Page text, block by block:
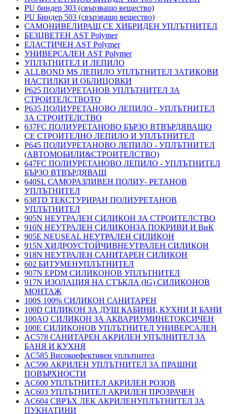
PU биндер 303 (свързващо вещество)
PU Биндер 503 (свързващо вещество)
САМОНИВЕЛИРАЩ СЕ ХИБРИДЕН УПЛЪТНИТЕЛ
БЕЗЦВЕТЕН AST Polymer
ЕЛАСТИЧЕН AST Polymer
УНИВЕРСАЛЕН AST Polymer
УПЛЪТНИТЕЛ И ЛЕПИЛО
ALLBOND MS ЛЕПИЛО УПЛЪТНИТЕЛ ЗАТИКОВИ
НАСТИЛКИ И ОБЛИЦОВКИ
P625 ПОЛИУРЕТАНОВ УПЛЪТНИТЕЛ ЗА
СТРОИТЕЛСТВОТО
P635 ПОЛИУРЕТАНОВО ЛЕПИЛО - УПЛЪТНИТЕЛ
ЗА СТРОИТЕЛСТВО
637FC ПОЛИУРЕТАНОВО БЪРЗО ВТВЪРДЯВАЩО
СЕ СТРОИТЕЛНО ЛЕПИЛО И УПЛЪТНИТЕЛ
P645 ПОЛИУРЕТАНОВО ЛЕПИЛО - УПЛЪТНИТЕЛ
(АВТОМОБИЛИ&СТРОИТЕЛСТВО)
647FC ПОЛИУРЕТАНОВО ЛЕПИЛО - УПЛЪТНИТЕЛ
БЪРЗО ВТВЪРДЯВАЩ
640SL САМОРАЗЛИВЕН ПОЛИУ- РЕТАНОВ
УПЛЪТНИТЕЛ
638TD ТЕКСТУРИРАН ПОЛИУРЕТАНОВ
УПЛЪТНИТЕЛ
905N НЕУТРАЛЕН СИЛИКОН ЗА СТРОИТЕЛСТВО
910N НЕУТРАЛЕН СИЛИКОНЗА ПОКРИВИ И ВиК
905E NEUSEAL НЕУТРАЛЕН СИЛИКОН
915N ХИДРОУСТОЙЧИВНЕУТРАЛЕН СИЛИКОН
918N НЕУТРАЛЕН САНИТАРЕН СИЛИКОН
602 БИТУМЕНУПЛЪТНИТЕЛ
907N EPDM СИЛИКОНОВ УПЛЪТНИТЕЛ
917N ИЗОЛАЦИЯ НА СТЪКЛА (IG) СИЛИКОНОВ
МОНТАЖ
100S 100% СИЛИКОН САНИТАРЕН
100D СИЛИКОН ЗА ДУШ КАБИНИ, КУХНИ И БАНИ
100AQ СИЛИКОН ЗА АКВАРИУМИНЕТОКСИЧЕН
100E СИЛИКОНОВ УПЛЪТНИТЕЛ УНИВЕРСАЛЕН
AC578 САНИТАРЕН АКРИЛЕН УПЪЛНИТЕЛ ЗА
БАНЯ И КУХНЯ
AC585 Високоефективен уплътнител
AC590 АКРИЛЕН УПЛЪТНИТЕЛ ЗА ПРАШНИ
ПОВЪРХНОСТИ
AC600 УПЛЪТНИТЕЛ АКРИЛЕН РОЗОВ
AC603 УПЛЪТНИТЕЛ АКРИЛЕН ПРОЗРАЧЕН
AC604 СВРЪХ ЛЕК АКРИЛЕНУПЛЪТНИТЕЛ ЗА
ПУКНАТИНИ